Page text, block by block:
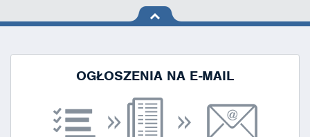
na górę
OGŁOSZENIA NA E-MAIL